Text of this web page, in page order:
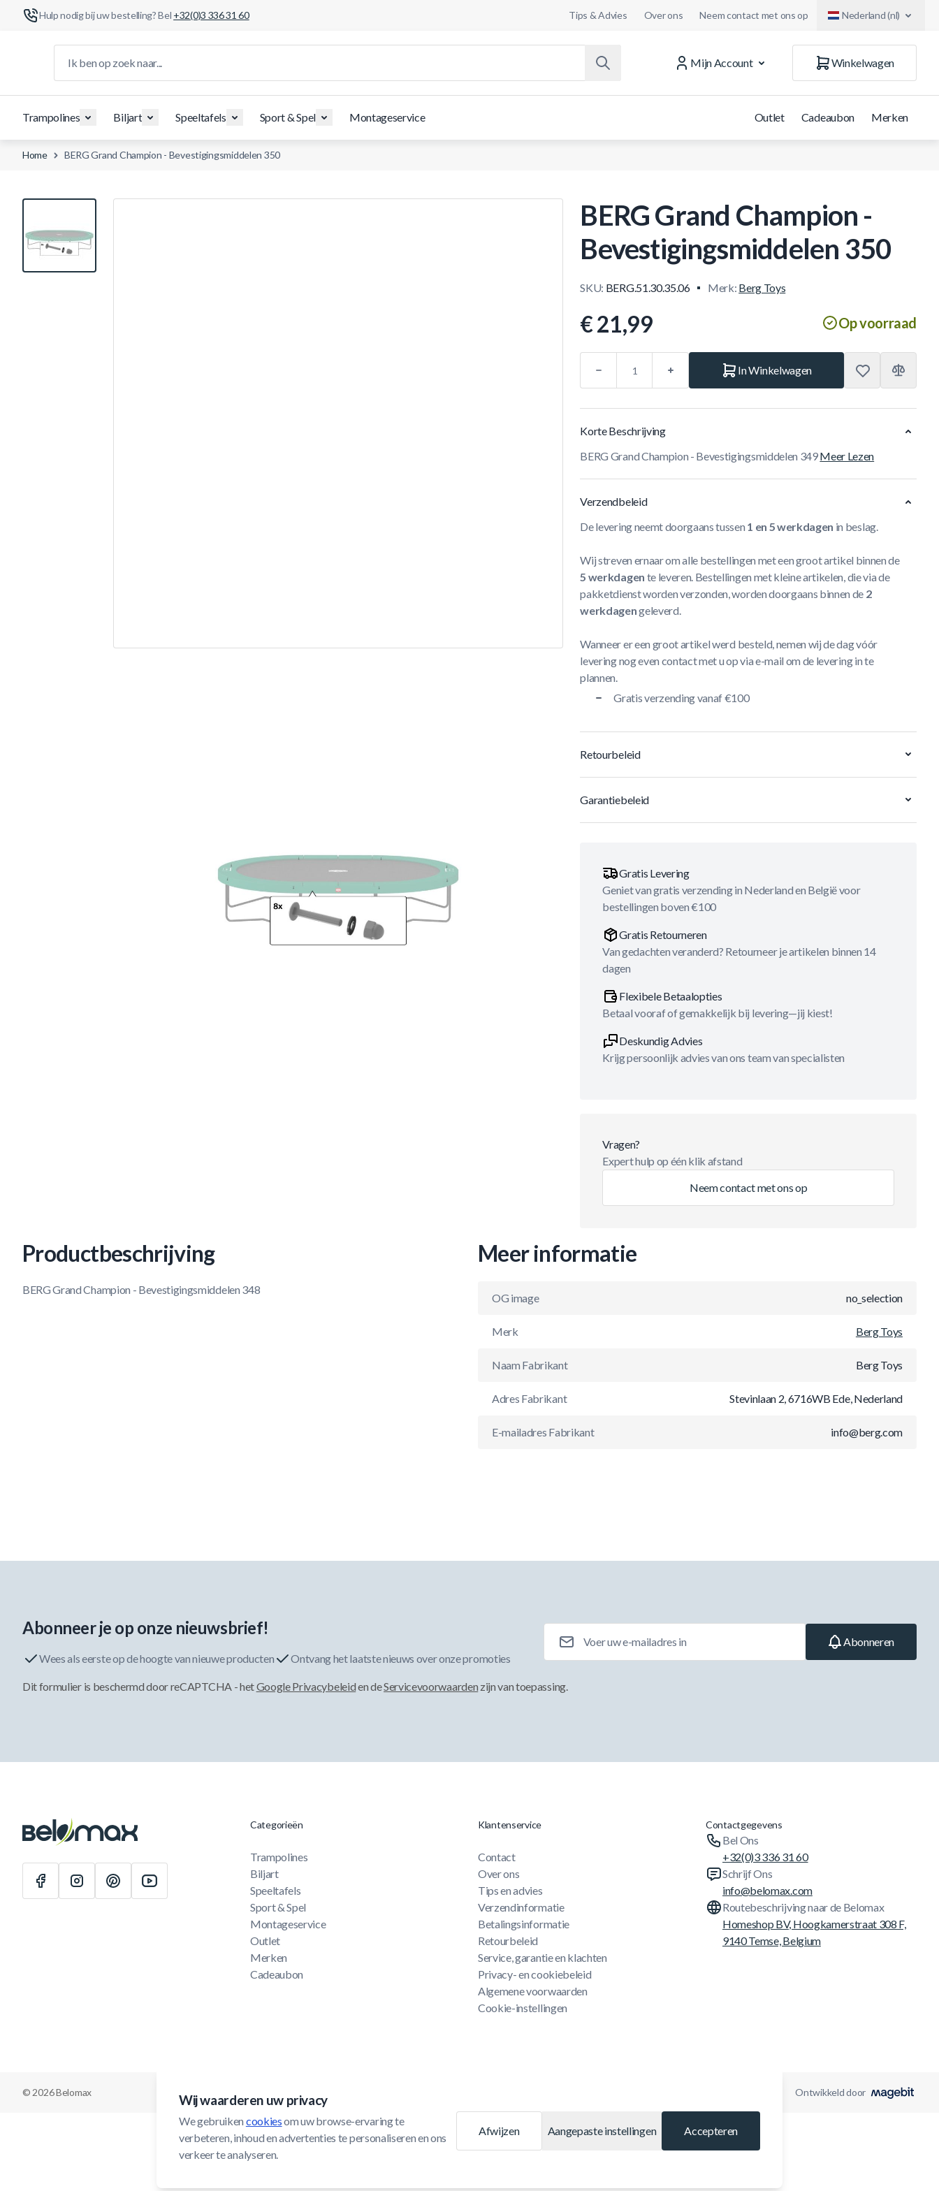
Hulp nodig bij uw bestelling? Bel +32(0)3 336 31 60 Tips & Advies Over ons Neem contact met ons op Nederland (nl)
Mijn Account
Winkelwagen
Trampolines Biljart Speeltafels Sport & Spel Montageservice Outlet Cadeaubon Merken
Home BERG Grand Champion - Bevestigingsmiddelen 350
View larger image
BERG Grand Champion -
Bevestigingsmiddelen 350
SKU: BERG.51.30.35.06 Merk: Berg Toys
€ 21,99 Op voorraad
In Winkelwagen
Korte Beschrijving
BERG Grand Champion - Bevestigingsmiddelen 349Meer Lezen
Verzendbeleid
De levering neemt doorgaans tussen 1 en 5 werkdagen in beslag.
Wij streven ernaar om alle bestellingen met een groot artikel binnen de
5 werkdagen te leveren. Bestellingen met kleine artikelen, die via de
pakketdienst worden verzonden, worden doorgaans binnen de 2
werkdagengeleverd.
Wanneer er een groot artikel werd besteld, nemen wij de dag vóór
levering nog even contact met u op via e-mail om de levering in te
plannen.
Gratis verzending vanaf €100
Retourbeleid
Garantiebeleid
Gratis Levering
Geniet van gratis verzending in Nederland en België voor
bestellingen boven €100
Gratis Retourneren
Van gedachten veranderd? Retourneer je artikelen binnen 14
dagen
Flexibele Betaalopties
Betaal vooraf of gemakkelijk bij levering—jij kiest!
Deskundig Advies
Krijg persoonlijk advies van ons team van specialisten
Vragen?
Expert hulp op één klik afstand
Neem contact met ons op
Productbeschrijving
BERG Grand Champion - Bevestigingsmiddelen 348
Meer informatie
OG image no_selection
Merk Berg Toys
Naam Fabrikant Berg Toys
Adres Fabrikant Stevinlaan 2, 6716WB Ede, Nederland
E-mailadres Fabrikant info@berg.com
Wij waarderen uw privacy
We gebruiken cookies om uw browse-ervaring te
verbeteren, inhoud en advertenties te personaliseren en ons
verkeer te analyseren.
Afwijzen Aangepaste instellingen Accepteren
Abonneer je op onze nieuwsbrief!
Wees als eerste op de hoogte van nieuwe producten Ontvang het laatste nieuws over onze promoties
Abonneren
Dit formulier is beschermd door reCAPTCHA - hetGoogle Privacybeleiden deServicevoorwaarden zijn van toepassing.
Categorieën
Trampolines
Biljart
Speeltafels
Sport & Spel
Montageservice
Outlet
Merken
Cadeaubon
Klantenservice
Contact
Over ons
Tips en advies
Verzendinformatie
Betalingsinformatie
Retourbeleid
Service, garantie en klachten
Privacy- en cookiebeleid
Algemene voorwaarden
Cookie-instellingen
Contactgegevens
Bel Ons
+32(0)3 336 31 60
Schrijf Ons
info@belomax.com
Routebeschrijving naar de Belomax
Homeshop BV, Hoogkamerstraat 308 F,
9140 Temse, Belgium
© 2026 Belomax Ontwikkeld door